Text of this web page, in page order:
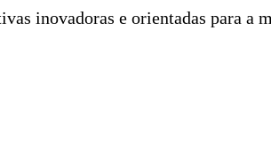
inovadoras e orientadas para a